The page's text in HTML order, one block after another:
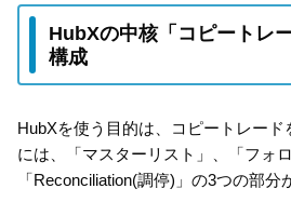
HubXの中核「コピートレ
構成
HubXを使う目的は、コピートレー
には、「マスターリスト」、「フォ
「Reconciliation(調停)」の3つの部分